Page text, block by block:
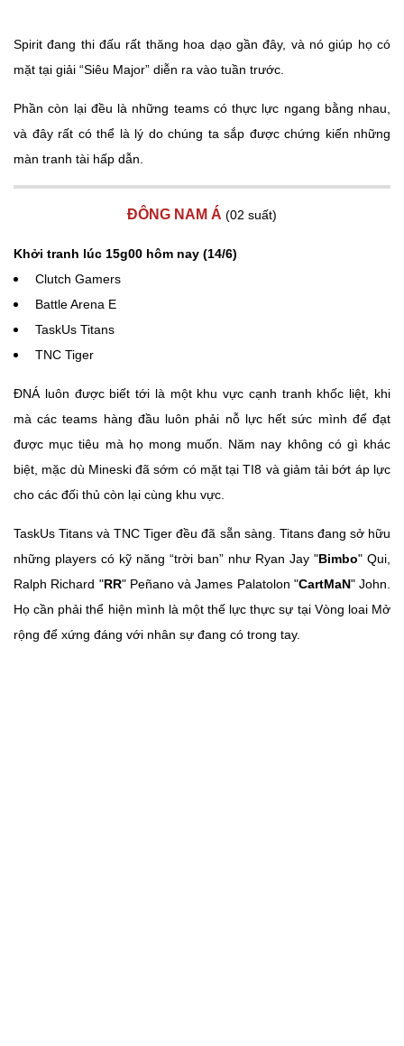
Spirit đang thi đấu rất thăng hoa dạo gần đây, và nó giúp họ có
mặt tại giải “Siêu Major” diễn ra vào tuần trước.
Phần còn lại đều là những teams có thực lực ngang bằng nhau,
và đây rất có thể là lý do chúng ta sắp được chứng kiến những
màn tranh tài hấp dẫn.
ĐÔNG NAM Á (02 suất)
Khởi tranh lúc 15g00 hôm nay (14/6)
Clutch Gamers
Battle Arena E
TaskUs Titans
TNC Tiger
ĐNÁ luôn được biết tới là một khu vực cạnh tranh khốc liệt, khi
mà các teams hàng đầu luôn phải nỗ lực hết sức mình để đạt
được mục tiêu mà họ mong muốn. Năm nay không có gì khác
biệt, mặc dù Mineski đã sớm có mặt tại TI8 và giảm tải bớt áp lực
cho các đối thủ còn lại cùng khu vực.
TaskUs Titans và TNC Tiger đều đã sẵn sàng. Titans đang sở hữu
những players có kỹ năng “trời ban” như Ryan Jay "Bimbo" Qui,
Ralph Richard "RR" Peñano và James Palatolon "CartMaN" John.
Họ cần phải thể hiện mình là một thế lực thực sự tại Vòng loai Mở
rộng để xứng đáng với nhân sự đang có trong tay.